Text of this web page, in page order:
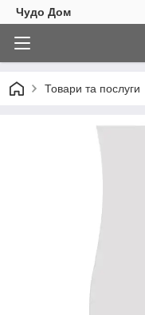
Чудо Дом
Товари та послуги